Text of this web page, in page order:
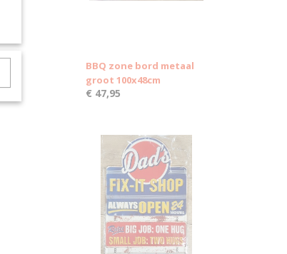
BBQ zone bord metaal
groot 100x48cm
€ 47,95